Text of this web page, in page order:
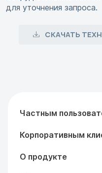
для уточнения запроса.
СКАЧАТЬ
Частным
Корпоративным
О продукте